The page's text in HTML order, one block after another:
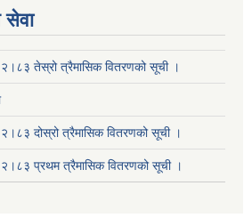
सेवा
तेस्रो त्रैमासिक वितरणको सूची ।
दोस्रो त्रैमासिक वितरणको सूची ।
प्रथम त्रैमासिक वितरणको सूची ।